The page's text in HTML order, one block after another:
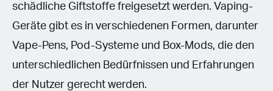
schädliche Giftstoffe freigesetzt werden. Vaping-
Geräte gibt es in verschiedenen Formen, darunter
Vape-Pens, Pod-Systeme und Box-Mods, die den
unterschiedlichen Bedürfnissen und Erfahrungen
der Nutzer gerecht werden.